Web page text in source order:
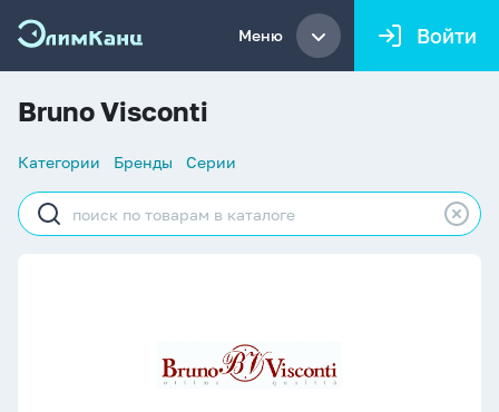
Меню Войти
Bruno Visconti
Список
Категории Бренды Серии
Строка
поиска